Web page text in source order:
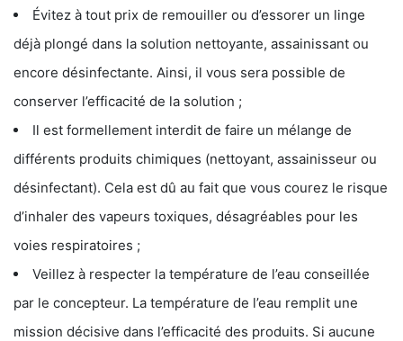
Évitez à tout prix de remouiller ou d’essorer un linge
déjà plongé dans la solution nettoyante, assainissant ou
encore désinfectante. Ainsi, il vous sera possible de
conserver l’efficacité de la solution ;
Il est formellement interdit de faire un mélange de
différents produits chimiques (nettoyant, assainisseur ou
désinfectant). Cela est dû au fait que vous courez le risque
d’inhaler des vapeurs toxiques, désagréables pour les
voies respiratoires ;
Veillez à respecter la température de l’eau conseillée
par le concepteur. La température de l’eau remplit une
mission décisive dans l’efficacité des produits. Si aucune